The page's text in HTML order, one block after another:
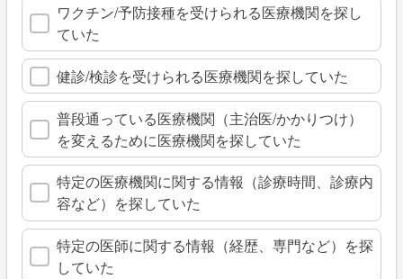
ワクチン/予防接種を受けられる医療機関を探し
ていた
健診/検診を受けられる医療機関を探していた
普段通っている医療機関（主治医/かかりつけ）
を変えるために医療機関を探していた
特定の医療機関に関する情報（診療時間、診療内
容など）を探していた
特定の医師に関する情報（経歴、専門など）を探
していた